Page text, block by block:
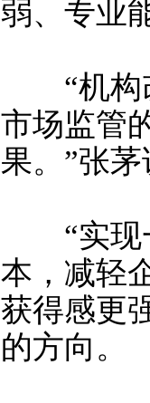
弱、专业
“机构改
市场监管
果。”张
“实现一
本，减轻
获得感更
的方向。